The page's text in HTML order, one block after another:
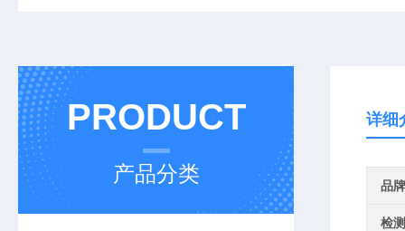
PRODUCT
产品分类
详细
品牌
检